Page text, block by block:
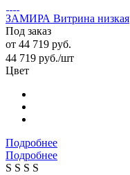
ЗАМИРА Витрина низкая
Под заказ
от 44 719 руб.
44 719 руб./шт
Цвет
Подробнее
Подробнее
S S S S